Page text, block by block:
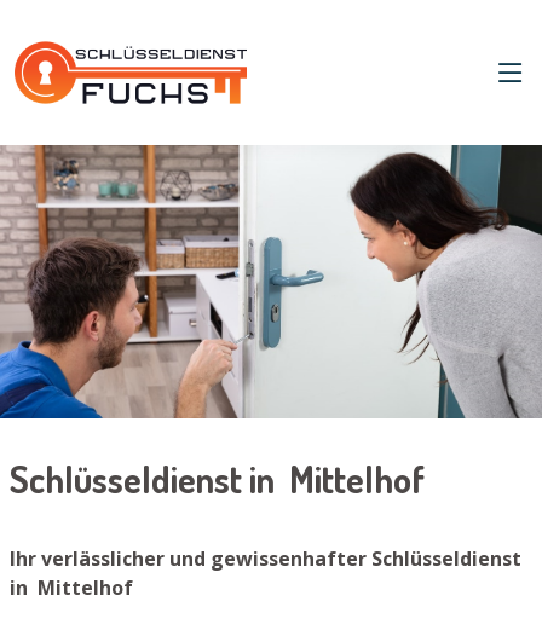
Schlüsseldienst in Mittelhof
Ihr verlässlicher und gewissenhafter Schlüsseldienst
in Mittelhof